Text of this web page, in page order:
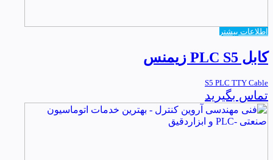
اطلاعات بیشتر
کابل PLC S5 زیمنس
S5 PLC TTY Cable
تماس بگیرید